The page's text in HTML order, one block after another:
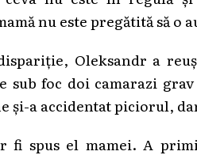
nu este pregătită să o
Oleksandr a
sub foc doi camarazi
și-a accidentat piciorul,
fi spus el mamei. A